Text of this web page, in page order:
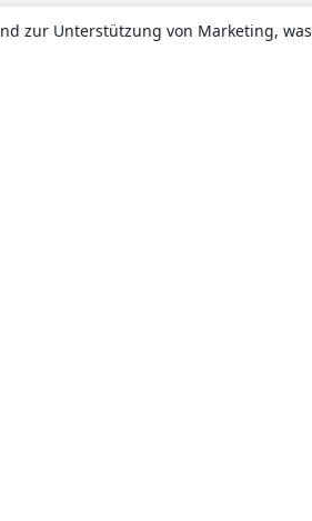
zur Unterstützung von Marketing, was